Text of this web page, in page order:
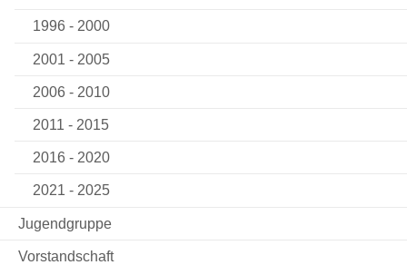
1996 - 2000
2001 - 2005
2006 - 2010
2011 - 2015
2016 - 2020
2021 - 2025
Jugendgruppe
Vorstandschaft